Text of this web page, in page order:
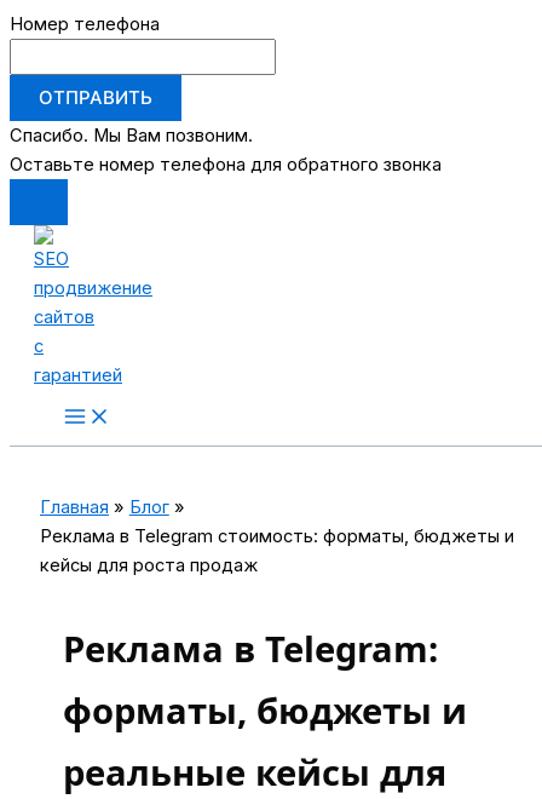
Номер телефона
ОТПРАВИТЬ
Спасибо. Мы Вам позвоним.
Оставьте номер телефона для обратного звонка
Перейти
содержимому
Main
Menu
Главная
Блог
Реклама в Telegram стоимость: форматы, бюджеты и
кейсы для роста продаж
Реклама в Telegram:
форматы, бюджеты и
реальные кейсы для